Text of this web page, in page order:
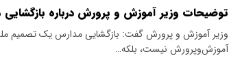
توضیحات وزیر آموزش و پرورش درباره
وزیر آموزش و پرورش گفت: بازگشایی مدارس یک تصمیم
آموزش‌وپرورش نیست، بلکه…